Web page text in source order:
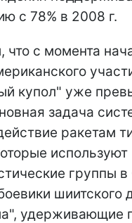
с 78% в 2008 г.
что с момента
купол" уже
задача
ракетам
используют
группы в
шиитского
удерживающие